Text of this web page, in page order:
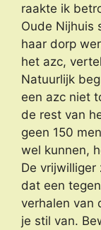
raakte ik
Oude Nijhuis
haar dorp
het azc,
Natuurlijk
een azc niet
de rest van
geen 150
wel kunnen,
De
dat een
verhalen van
je stil van.